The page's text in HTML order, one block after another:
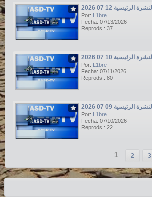
النشرة الرئيسية 12 07 2026
Por: L1bre
Fecha: 07/13/2026
Reprods.: 37
النشرة الرئيسية 10 07 2026
Por: L1bre
Fecha: 07/11/2026
Reprods.: 80
النشرة الرئيسية 09 07 2026
Por: L1bre
Fecha: 07/10/2026
Reprods.: 22
1 2 3